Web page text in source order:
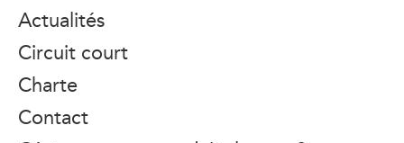
Actualités
Circuit court
Charte
Contact